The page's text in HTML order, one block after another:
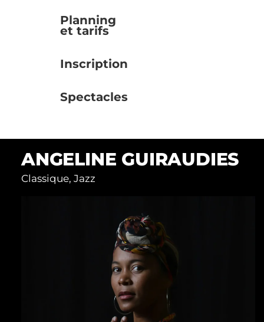
Planning
et tarifs
Inscription
Spectacles
ANGELINE GUIRAUDIES
Classique, Jazz